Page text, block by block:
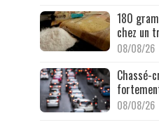
180
chez un
08/08/26
Chassé-
08/08/26